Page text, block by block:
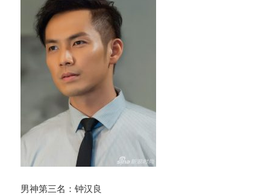
男神第三名：钟汉良